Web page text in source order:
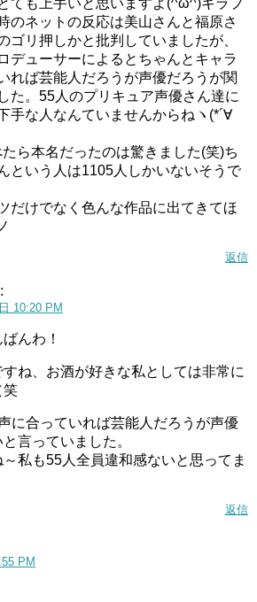
てもうまくて感動した」「いい演技
でした。
いですが、声優としても2004年にデ
き替えなどの声の仕事もいくつかし
優どちらもやっていきたいとコメン
をすると、声が下手だという方がち
山加恋さんに至っては実力もばっち
そういった批判は少なくなるのでは
優もどっちもがんばっていってほし
かわいい!農家や子供,結婚についても紹介!
ツの蝶乃舞花も担当！
のネットの反応は美山さんと福原さ
ゴリ押しかと批判していましたが、
デューサーによるとちゃんとキャラ
れば芸能人だろうが声優だろうが関
た。55人のプリキュア声優さん達に
手な人なんていませんからねヽ(*´∀
ら本名だったのは驚きました(笑)ち
という人は1105人しかいないそうで
だけでなく色んな作品に出てきてほ
返信
10:20 PM
んわ！
ね、お酒が好きな私としては非常に
笑
に合っていれば芸能人だろうが声優
言っていました。
私も55人全員違和感ないと思ってま
返信
PM